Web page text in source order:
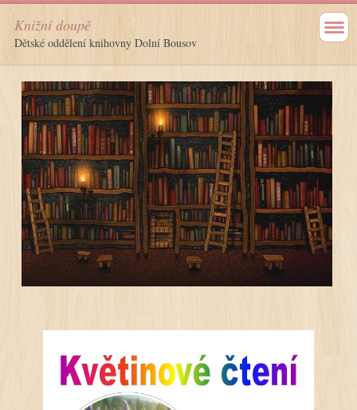
Knižní doupě
Dětské oddělení knihovny Dolní Bousov